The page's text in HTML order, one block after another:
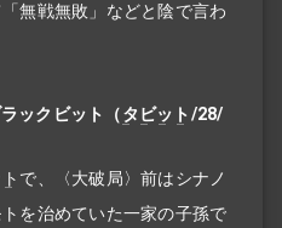
無戦無敗」などと陰で言わ
ックビット（タビット/28/
で、〈大破局〉前はシナノ
を治めていた一家の子孫で